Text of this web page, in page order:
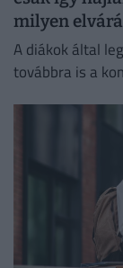
milyen
A diákok által
továbbra is a